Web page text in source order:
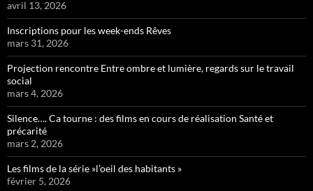
avril 13, 2026
Inscriptions pour les week-ends Rêves
mars 31, 2026
Projection rencontre Entre ombre et lumière, regards sur le travail
social
mars 4, 2026
Silence…. Ca tourne : des films en cours de réalisation Santé et
précarité
mars 2, 2026
Les films de la série »l’oeil des habitants »
février 5, 2026